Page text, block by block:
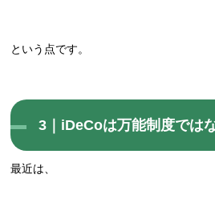
という点です。
3｜iDeCoは万能制度では
最近は、